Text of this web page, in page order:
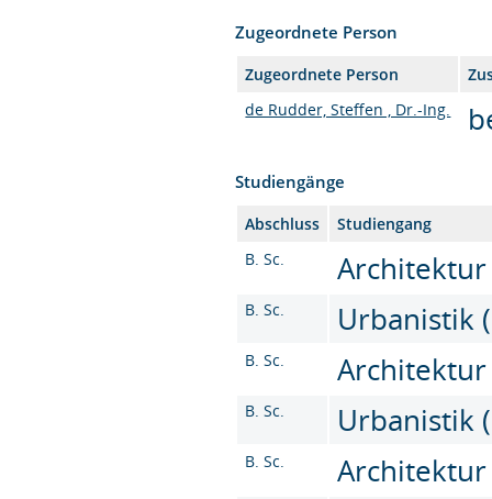
Zugeordnete Person
Zugeordnete Person
de Rudder, Steffen , Dr.-Ing.
Studiengänge
Abschluss
Studiengang
B. Sc.
Architektur
B. Sc. Urbanistik
B. Sc. Architektur
B. Sc. Urbanistik
B. Sc. Architektur